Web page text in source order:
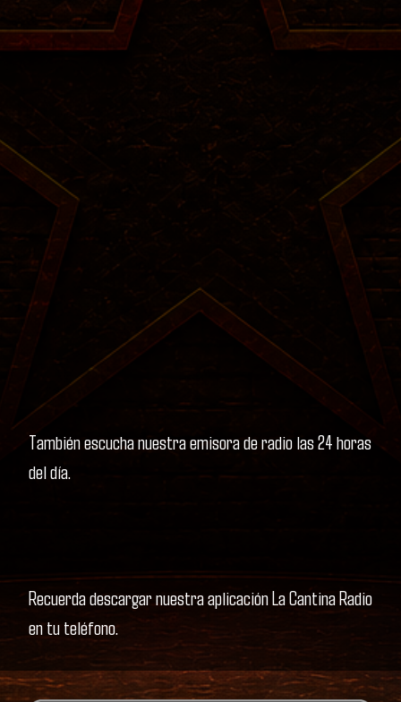
También escucha nuestra emisora de radio las 24 horas
del día.
Recuerda descargar nuestra aplicación La Cantina Radio
en tu teléfono.